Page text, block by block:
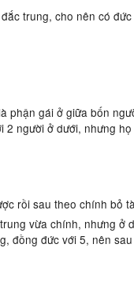
trung, cho nên có
phận gái ở giữa bốn
người ở dưới, nhưng
rồi sau theo chính bỏ
vừa chính, nhưng ở
đồng đức với 5, nên